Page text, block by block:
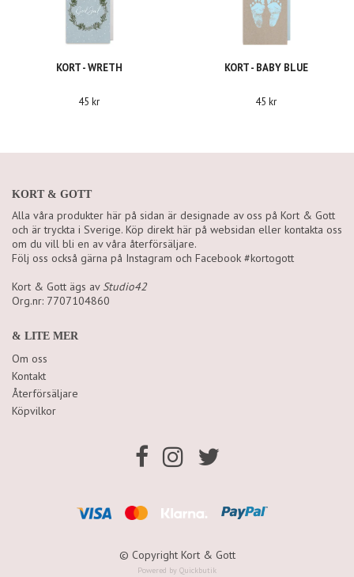
KORT - WRETH
45 kr
KORT - BABY BLUE
45 kr
KORT & GOTT
Alla våra produkter här på sidan är designade av oss på Kort & Gott
och är tryckta i Sverige. Köp direkt här på websidan eller kontakta oss
om du vill bli en av våra återförsäljare.
Följ oss också gärna på Instagram och Facebook #kortogott
Kort & Gott ägs av Studio42
Org.nr: 7707104860
& LITE MER
Om oss
Kontakt
Återförsäljare
Köpvilkor
© Copyright Kort & Gott
Powered by Quickbutik